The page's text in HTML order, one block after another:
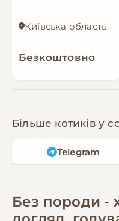
Київська область
Безкоштовно
Більше котиків у
Telegram
Без породи -